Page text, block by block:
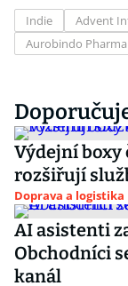
Indie Advent
Aurobindo Pharma
Výdejní boxy
rozšiřují
Doprava a logistika
AI asistenti
Obchodníci
kanál